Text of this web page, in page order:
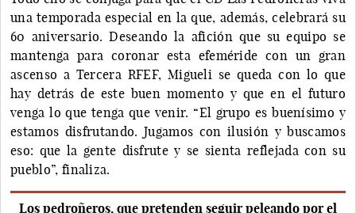
una temporada especial en la que, además, celebrará su
60 aniversario. Deseando la afición que su equipo se
mantenga para coronar esta efeméride con un gran
ascenso a Tercera RFEF, Migueli se queda con lo que
hay detrás de este buen momento y que en el futuro
venga lo que tenga que venir. “El grupo es buenísimo y
estamos disfrutando. Jugamos con ilusión y buscamos
eso: que la gente disfrute y se sienta reflejada con su
pueblo”, finaliza.
Los pedroñeros, que pretenden seguir peleando por el